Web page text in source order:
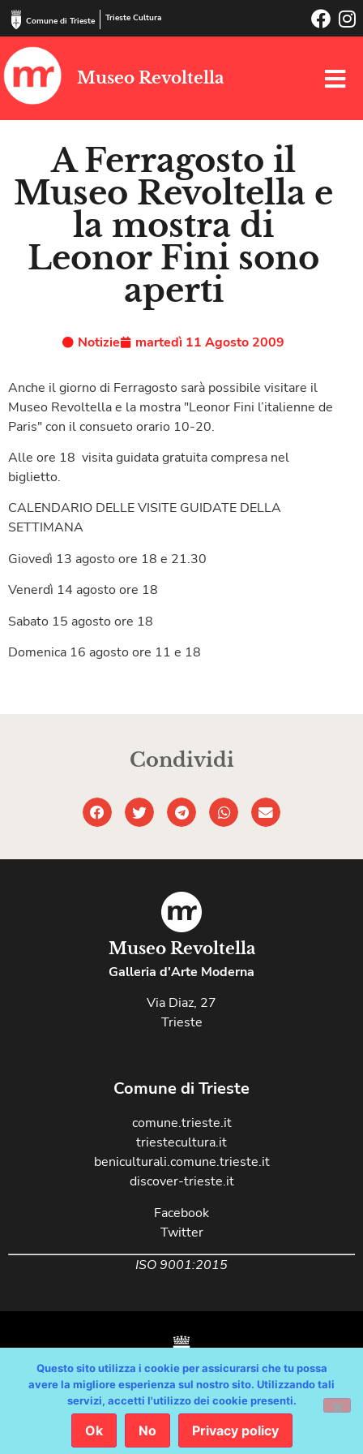
Comune di Trieste Trieste Cultura
Museo Revoltella
A Ferragosto il
Museo Revoltella e
la mostra di
Leonor Fini sono
aperti
Notizie martedì 11 Agosto 2009
Anche il giorno di Ferragosto sarà possibile visitare il
Museo Revoltella e la mostra "Leonor Fini l’italienne de
Paris" con il consueto orario 10-20.
Alle ore 18 visita guidata gratuita compresa nel
biglietto.
CALENDARIO DELLE VISITE GUIDATE DELLA
SETTIMANA
Giovedì 13 agosto ore 18 e 21.30
Venerdì 14 agosto ore 18
Sabato 15 agosto ore 18
Domenica 16 agosto ore 11 e 18
Condividi
Museo Revoltella
Galleria d'Arte Moderna
Via Diaz, 27
Trieste
Comune di Trieste
comune.trieste.it
triestecultura.it
beniculturali.comune.trieste.it
discover-trieste.it
Facebook
Twitter
ISO 9001:2015
Copyright © Comune di Trieste – partita Iva 00210240321 – tutti i diritti
Feedback
Dichiarazione Accessibilità AGID
Questo sito utilizza i cookie per assicurarsi che tu possa
avere la migliore esperienza sul nostro sito. Utilizzando tali
servizi, accetti l'utilizzo dei cookie presenti.
Ok No Privacy policy